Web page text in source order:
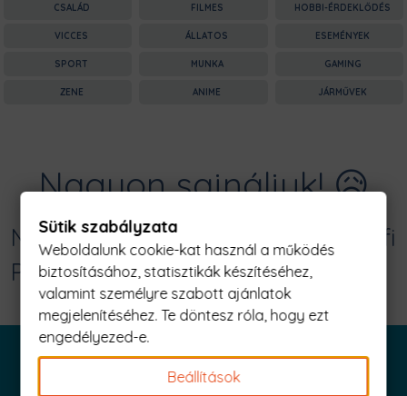
CSALÁD FILMES HOBBI-ÉRDEKLŐDÉS
VICCES ÁLLATOS ESEMÉNYEK
SPORT MUNKA GAMING
ZENE ANIME JÁRMŰVEK
Nagyon sajnáljuk! 😥
Nincs találat erre: "guitar wings Férfi
Póló"
Sütik szabályzata
Weboldalunk cookie-kat használ a működés
biztosításához, statisztikák készítéséhez,
valamint személyre szabott ajánlatok
megjelenítéséhez. Te döntesz róla, hogy ezt
engedélyezed-e.
Beállítások